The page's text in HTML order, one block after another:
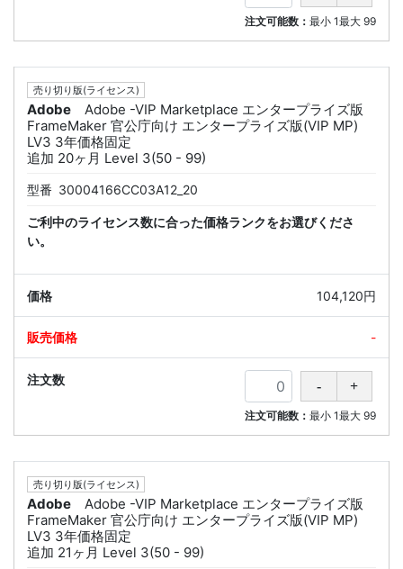
注文可能数： 最小 1最大 99
売り切り版(ライセンス)
Adobe
Adobe -VIP Marketplace エンタープライズ版
FrameMaker 官公庁向け エンタープライズ版(VIP MP)
LV3 3年価格固定
追加 20ヶ月 Level 3(50 - 99)
型番 30004166CC03A12_20
ご利中のライセンス数に合った価格ランクをお選びくださ
い。
104,120円
-
注文可能数： 最小 1最大 99
売り切り版(ライセンス)
Adobe
Adobe -VIP Marketplace エンタープライズ版
FrameMaker 官公庁向け エンタープライズ版(VIP MP)
LV3 3年価格固定
追加 21ヶ月 Level 3(50 - 99)